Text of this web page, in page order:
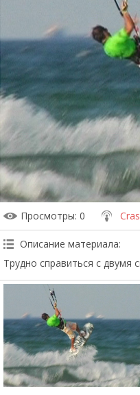
Просмотры: 0
Описание материала:
Трудно справиться с двумя